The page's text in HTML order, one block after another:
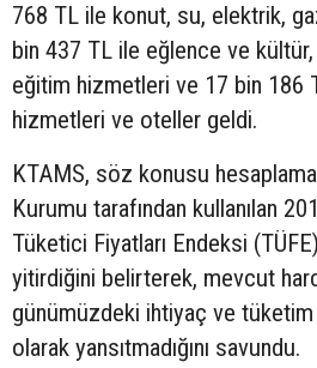
768 TL ile konut, su, elektrik,
bin 437 TL ile eğlence ve
eğitim hizmetleri ve 17 bin 186
hizmetleri ve oteller geldi.
KTAMS, söz konusu
Kurumu tarafından kullanılan
Tüketici Fiyatları Endeksi
yitirdiğini belirterek, mevcut
günümüzdeki ihtiyaç ve tüketim
olarak yansıtmadığını savundu.